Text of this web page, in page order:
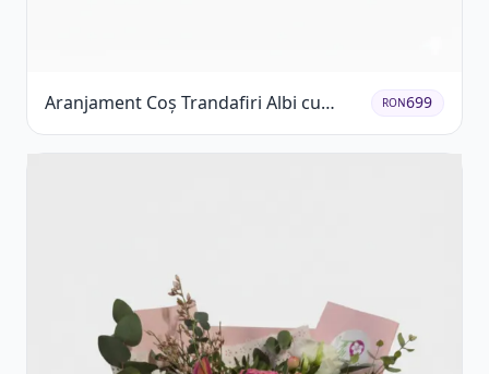
Aranjament Coș Trandafiri Albi cu
Accent Roșu
RON699